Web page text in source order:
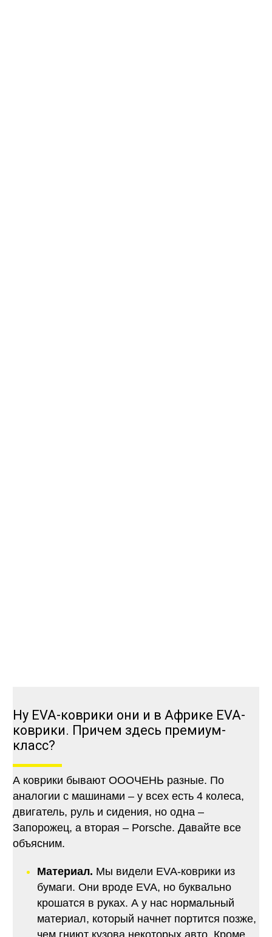
Ну EVA-коврики они и в Африке EVA-
коврики. Причем здесь премиум-
класс?
А коврики бывают ОООЧЕНЬ разные. По
аналогии с машинами – у всех есть 4 колеса,
двигатель, руль и сидения, но одна –
Запорожец, а вторая – Porsche. Давайте все
объясним.
Материал. Мы видели EVA-коврики из
бумаги. Они вроде EVA, но буквально
крошатся в руках. А у нас нормальный
материал, который начнет портится позже,
чем гниют кузова некоторых авто. Кроме